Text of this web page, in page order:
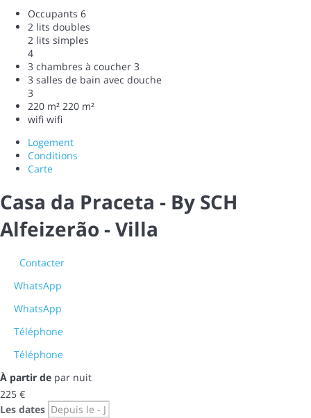
Occupants 6
2 lits doubles
2 lits simples
4
3 chambres à coucher 3
3 salles de bain avec douche
3
220 m² 220 m²
wifi wifi
Logement
Conditions
Carte
Casa da Praceta - By SCH
Alfeizerão -Villa
Contacter
WhatsApp
WhatsApp
Téléphone
Téléphone
À partir de par nuit
225 €
Les dates